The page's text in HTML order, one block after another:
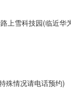
上雪科技园(临近华
殊情况请电话预约)